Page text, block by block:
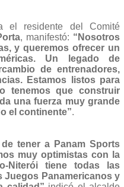
el residente del Comité
, manifestó: “Nosotros
y queremos ofrecer un
Un legado de
de entrenadores,
Estamos listos para
tenemos que construir
una fuerza muy grande
el continente”.
tener a Panam Sports
muy optimistas con la
Niterói tiene todas las
Juegos Panamericanos y